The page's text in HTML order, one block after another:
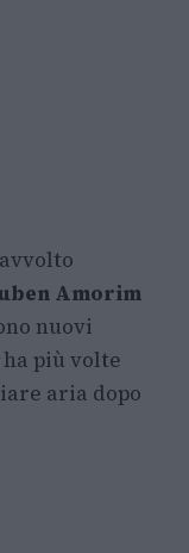
Amorim
nuovi
ha più volte
aria dopo